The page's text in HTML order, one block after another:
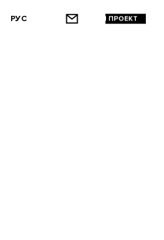
РУС